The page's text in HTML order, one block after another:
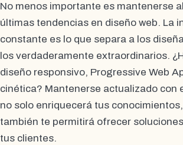
No menos importante es mantenerse
últimas tendencias en diseño web. La
constante es lo que separa a los
los verdaderamente extraordinarios.
diseño responsivo, Progressive Web
cinética? Mantenerse actualizado con
no solo enriquecerá tus
también te permitirá ofrecer
tus clientes.